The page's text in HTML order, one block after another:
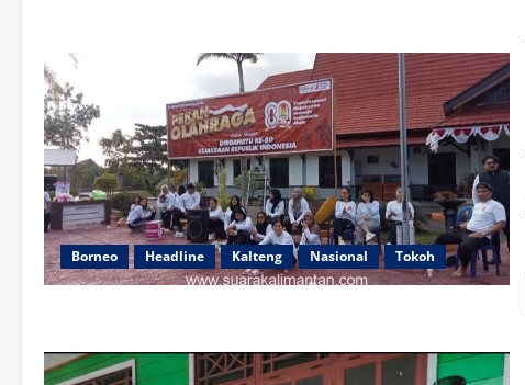
Borneo Headline Kalteng Nasional Tokoh